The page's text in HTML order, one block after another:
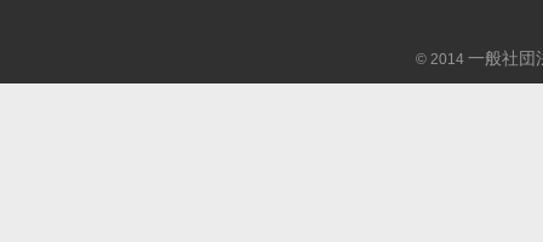
© 2014 一般社団